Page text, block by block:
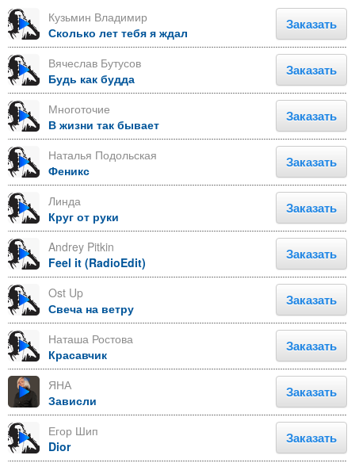
Кузьмин Владимир
Сколько лет тебя я ждал
Заказать
Вячеслав Бутусов
Будь как будда
Заказать
Многоточие
В жизни так бывает
Заказать
Наталья Подольская
Феникс
Заказать
Линда
Круг от руки
Заказать
Andrey Pitkin
Feel it (RadioEdit)
Заказать
Ost Up
Свеча на ветру
Заказать
Наташа Ростова
Красавчик
Заказать
ЯНА
Зависли
Заказать
Егор Шип
Dior
Заказать